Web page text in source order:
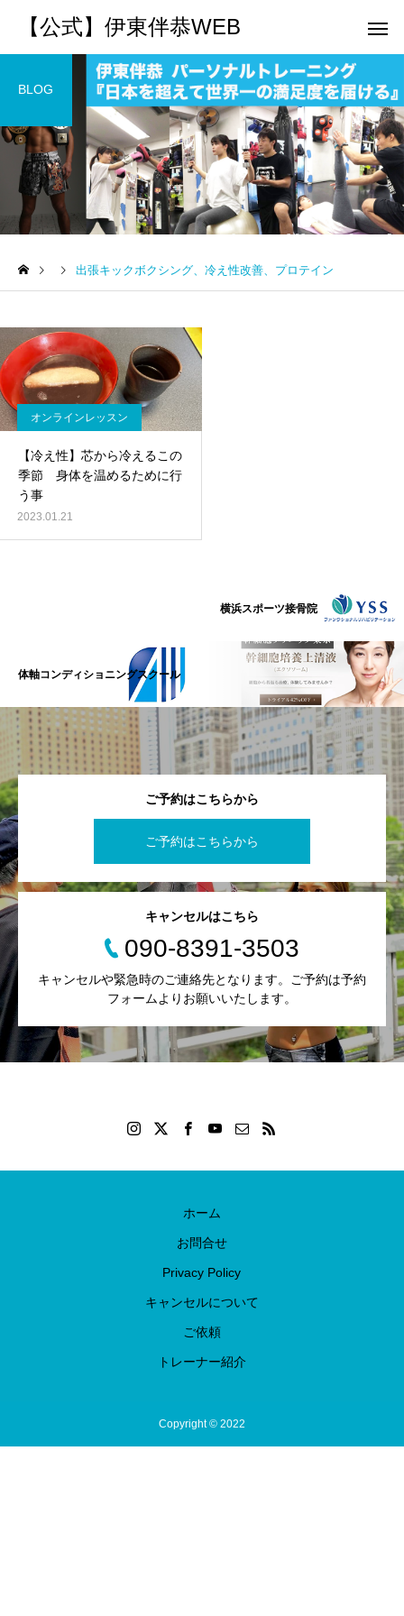
【公式】伊東伴恭WEB
トレーナーとして 個別トレー
パーソナルトレーニ
ング
キックボクシングで本当に
が消費カロリーと週の回数
で答えます
パーソナルトレーニ
パーソナルトレーナー
BLOG
出張キックボクシング、冷え性改善、プロテイン
オンラインレッスン
【冷え性】芯から冷えるこの
季節 身体を温めるために行
う事
2023.01.21
横浜スポーツ接骨院
体軸コンディショニングスクール
ご予約はこちらから
ご予約はこちらから
キャンセルはこちら
090-8391-3503
キャンセルや緊急時のご連絡先となります。ご予約は予約
フォームよりお願いいたします。
ホーム
お問合せ
Privacy Policy
キャンセルについて
ご依頼
トレーナー紹介
Copyright © 2022